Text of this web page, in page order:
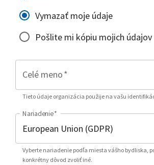
Vymazať moje údaje
Pošlite mi kópiu mojich údajov
Celé meno*
Tieto údaje organizácia použije na vašu
Nariadenie*
Vyberte nariadenie podľa miesta vášho bydliska,
konkrétny dôvod zvoliť iné.